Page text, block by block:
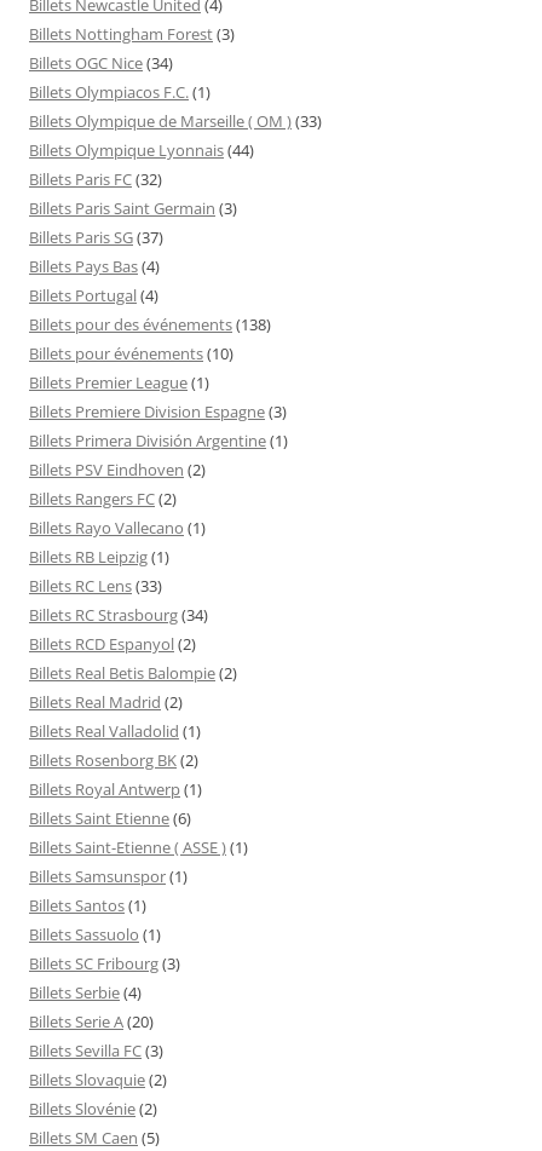
Billets Newcastle United (4)
Billets Nottingham Forest(3)
Billets OGC Nice(34)
Billets Olympiacos F.C.(1)
Billets Olympique de Marseille ( OM )(33)
Billets Olympique Lyonnais(44)
Billets Paris FC(32)
Billets Paris Saint Germain (3)
Billets Paris SG(37)
Billets Pays Bas(4)
Billets Portugal(4)
Billets pour des événements(138)
Billets pour événements(10)
Billets Premier League(1)
Billets Premiere Division Espagne(3)
Billets Primera División Argentine(1)
Billets PSV Eindhoven (2)
Billets Rangers FC(2)
Billets Rayo Vallecano (1)
Billets RB Leipzig(1)
Billets RC Lens(33)
Billets RC Strasbourg(34)
Billets RCD Espanyol(2)
Billets Real Betis Balompie(2)
Billets Real Madrid (2)
Billets Real Valladolid (1)
Billets Rosenborg BK(2)
Billets Royal Antwerp(1)
Billets Saint Etienne(6)
Billets Saint-Etienne ( ASSE )(1)
Billets Samsunspor(1)
Billets Santos(1)
Billets Sassuolo (1)
Billets SC Fribourg(3)
Billets Serbie(4)
Billets Serie A(20)
Billets Sevilla FC(3)
Billets Slovaquie(2)
Billets Slovénie(2)
Billets SM Caen (5)